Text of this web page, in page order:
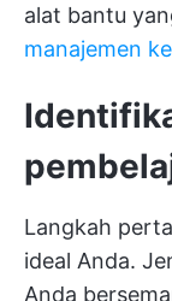
alat bantu
manajemen
Langkah
ideal Anda.
Anda